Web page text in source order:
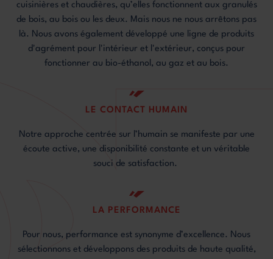
cuisinières et chaudières, qu’elles fonctionnent aux granulés
de bois, au bois ou les deux. Mais nous ne nous arrêtons pas
là. Nous avons également développé une ligne de produits
d'agrément pour l'intérieur et l'extérieur, conçus pour
fonctionner au bio-éthanol, au gaz et au bois.
LE CONTACT HUMAIN
Notre approche centrée sur l’humain se manifeste par une
écoute active, une disponibilité constante et un véritable
souci de satisfaction.
LA PERFORMANCE
Pour nous, performance est synonyme d’excellence. Nous
sélectionnons et développons des produits de haute qualité,